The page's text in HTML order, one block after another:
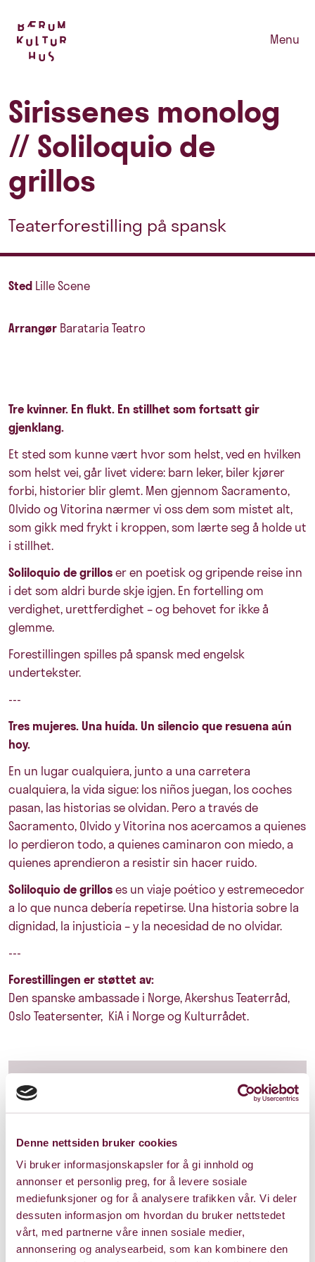
Denne nettsiden bruker cookies
Vi bruker informasjonskapsler for å gi innhold og
annonser et personlig preg, for å levere sosiale
mediefunksjoner og for å analysere trafikken vår. Vi deler
dessuten informasjon om hvordan du bruker nettstedet
vårt, med partnerne våre innen sosiale medier,
annonsering og analysearbeid, som kan kombinere den
Menu
Sirissenes monolog
// Soliloquio de
grillos
Teaterforestilling på spansk
Sted Lille Scene
Arrangør Barataria Teatro
Tre kvinner. En flukt. En stillhet som fortsatt gir
gjenklang.
Et sted som kunne vært hvor som helst, ved en hvilken
som helst vei, går livet videre: barn leker, biler kjører
forbi, historier blir glemt. Men gjennom Sacramento,
Olvido og Vitorina nærmer vi oss dem som mistet alt,
som gikk med frykt i kroppen, som lærte seg å holde ut
i stillhet.
Soliloquio de grilloser en poetisk og gripende reise inn
i det som aldri burde skje igjen. En fortelling om
verdighet, urettferdighet – og behovet for ikke å
glemme.
Forestillingen spilles på spansk med engelsk
undertekster.
---
Tres mujeres. Una huída. Un silencio que resuena aún
hoy.
En un lugar cualquiera, junto a una carretera
cualquiera, la vida sigue: los niños juegan, los coches
pasan, las historias se olvidan. Pero a través de
Sacramento, Olvido y Vitorina nos acercamos a quienes
lo perdieron todo, a quienes caminaron con miedo, a
quienes aprendieron a resistir sin hacer ruido.
Soliloquio de grilloses un viaje poético y estremecedor
a lo que nunca debería repetirse. Una historia sobre la
dignidad, la injusticia – y la necesidad de no olvidar.
---
Forestillingen er støttet av:
Den spanske ambassade i Norge, Akershus Teaterråd,
Oslo Teatersenter, KiA i Norge og Kulturrådet.
Mer informasjon om
forestillingen
Lenker